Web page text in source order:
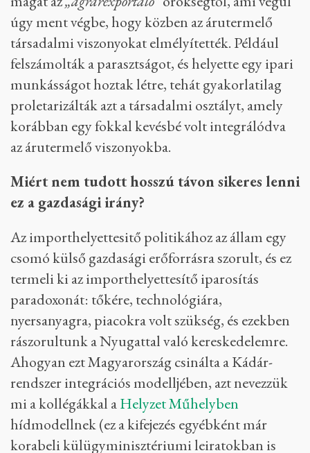
úgy ment végbe, hogy közben az árutermelő
társadalmi viszonyokat elmélyítették. Például
felszámolták a parasztságot, és helyette egy ipari
munkásságot hoztak létre, tehát gyakorlatilag
proletarizálták azt a társadalmi osztályt, amely
korábban egy fokkal kevésbé volt integrálódva
az árutermelő viszonyokba.
Miért nem tudott hosszú távon sikeres lenni
ez a gazdasági irány?
Az importhelyettesitő politikához az állam egy
csomó külső gazdasági erőforrásra szorult, és ez
termeli ki az importhelyettesítő iparosítás
paradoxonát: tőkére, technológiára,
nyersanyagra, piacokra volt szükség, és ezekben
rászorultunk a Nyugattal való kereskedelemre.
Ahogyan ezt Magyarország csinálta a Kádár-
rendszer integrációs modelljében, azt nevezzük
mi a kollégákkal aHelyzet Műhelyben
hídmodellnek (ez a kifejezés egyébként már
korabeli külügyminisztériumi leiratokban is